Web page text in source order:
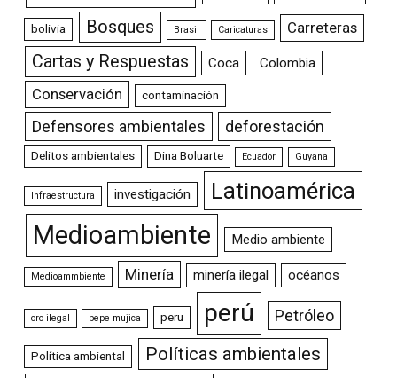
bolivia Bosques Brasil Caricaturas Carreteras
Cartas y Respuestas Coca Colombia
Conservación contaminación
Defensores ambientales deforestación
Delitos ambientales Dina Boluarte Ecuador Guyana
Infraestructura investigación Latinoamérica
Medioambiente Medio ambiente
Medioammbiente Minería minería ilegal océanos
oro ilegal pepe mujica peru perú Petróleo
Política ambiental Políticas ambientales